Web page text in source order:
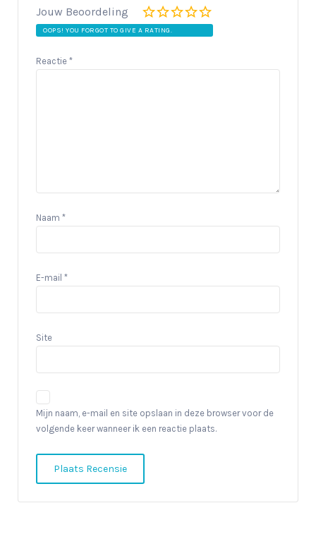
Jouw Beoordeling
OOPS! YOU FORGOT TO GIVE A RATING.
Reactie *
Naam *
E-mail *
Site
Mijn naam, e-mail en site opslaan in deze browser voor de
volgende keer wanneer ik een reactie plaats.